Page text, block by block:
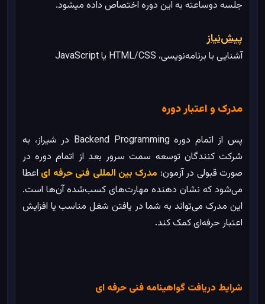
جلسه دوساعته به این دوره اختصاص داده میشود.
پیش‌نیاز
آشنایی با برنامه‌نویسی، HTML/CSS یا JavaScript
مدرک و اعتبار دوره
پس از اتمام دوره Backend Programming در شیراز، به
شرکت‌ کنندگان توسعه سمت سرور بعد از اتمام دوره در
صورت قبولی در آزمون؛ مدرک بین المللی فنی حرفه ای اعطا
می‌شود که نشان‌ دهنده مهارت‌های کسب‌شده آن‌ها است.
این مدرک می‌تواند به شما در یافتن شغل مناسب یا افزایش
اعتبار حرفه‌ای کمک کند.
شرایط دریافت گواهینامه فنی حرفه ای